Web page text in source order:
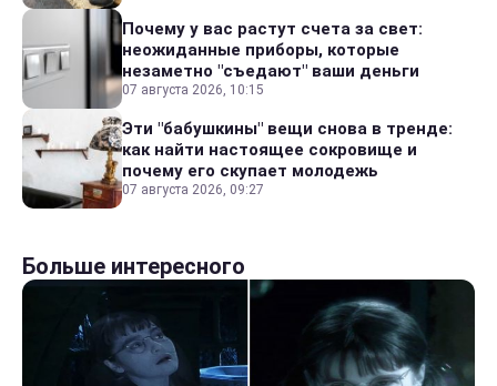
Почему у вас растут счета за свет:
неожиданные приборы, которые
незаметно "съедают" ваши деньги
07 августа 2026, 10:15
Эти "бабушкины" вещи снова в тренде:
как найти настоящее сокровище и
почему его скупает молодежь
07 августа 2026, 09:27
Больше интересного